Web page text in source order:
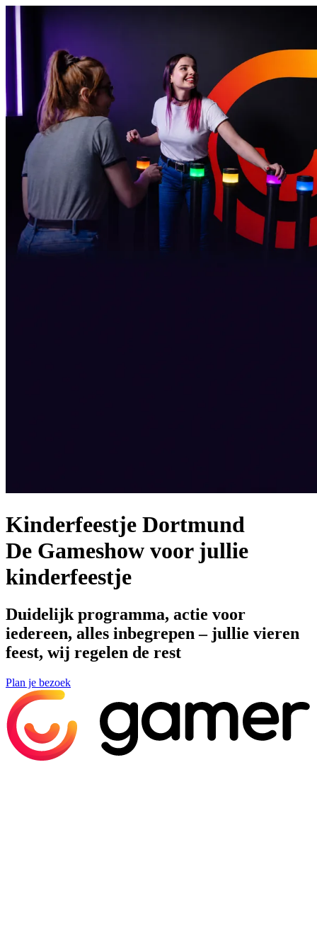
Kinderfeestje Dortmund
De Gameshow voor jullie
kinderfeestje
Duidelijk programma, actie voor
iedereen, alles inbegrepen – jullie vieren
feest, wij regelen de rest
Plan je bezoek